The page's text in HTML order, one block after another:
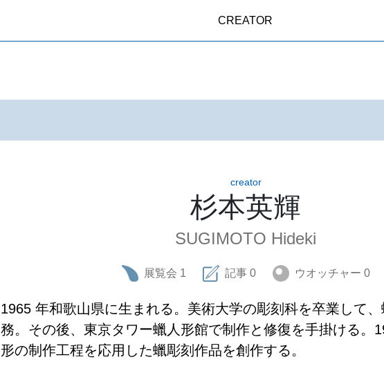
CREATOR
creator
杉本英輝
SUGIMOTO Hideki
展覧会 1 記事 0 ウオッチャー 0
1965 年和歌山県に生まれる。美術大学の彫刻科を卒業して
務。その後、東京タワー蠟人形館で制作と修復を手掛ける。
形の制作工程を応用した蠟彫刻作品を創作する。